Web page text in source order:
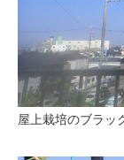
屋上栽培のブラッ